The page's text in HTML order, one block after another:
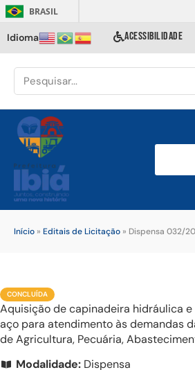
BRASIL
Idioma ACESSIBILIDADE
Início » Editais de Licitação » Dispensa 032/
CONCLUÍDA
Aquisição de capinadeira hidráulica
aço para atendimento às demandas
de Agricultura, Pecuária,
Modalidade:Dispensa